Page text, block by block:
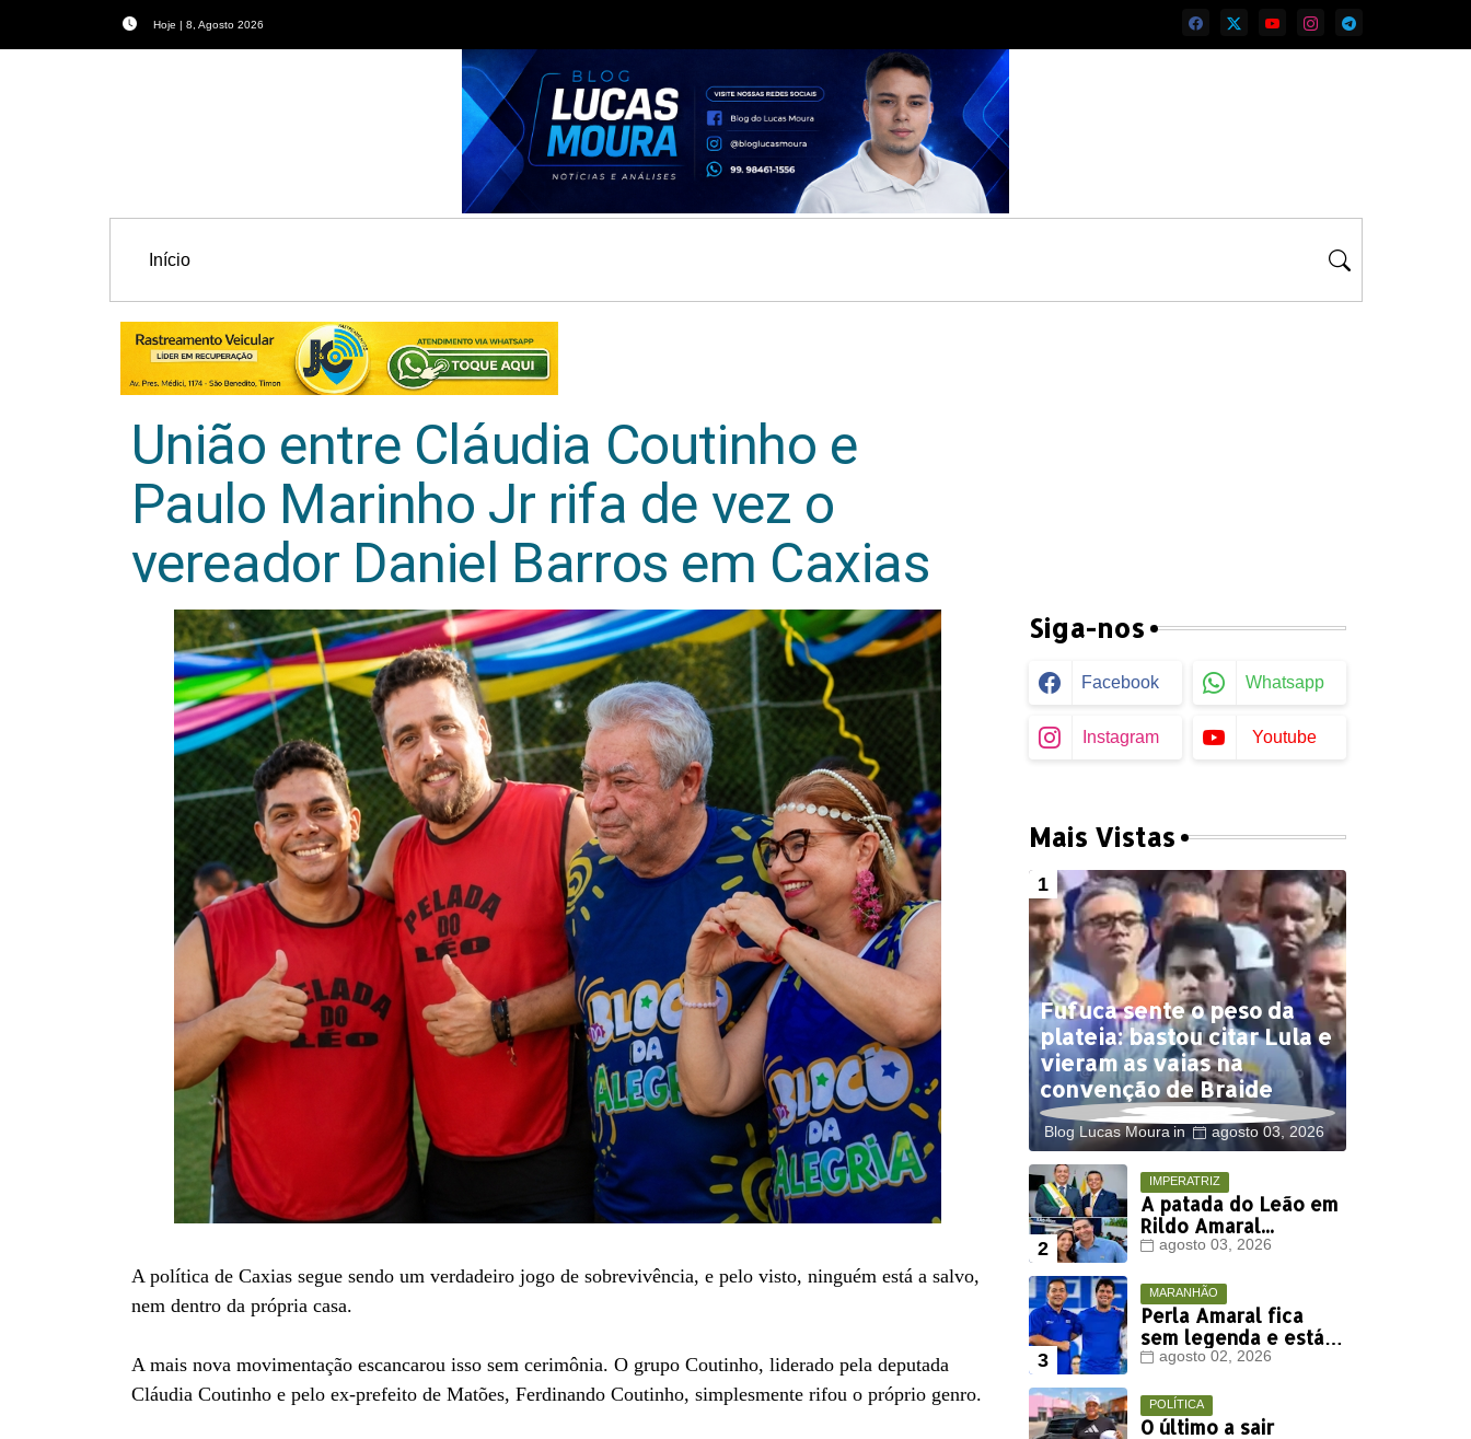
Hoje | 8, Agosto 2026
Início
União entre Cláudia Coutinho e
Paulo Marinho Jr rifa de vez o
vereador Daniel Barros em Caxias
A política de Caxias segue sendo um verdadeiro jogo de sobrevivência, e pelo visto, ninguém está a salvo,
nem dentro da própria casa.
A mais nova movimentação escancarou isso sem cerimônia. O grupo Coutinho, liderado pela deputada
Cláudia Coutinho e pelo ex-prefeito de Matões, Ferdinando Coutinho, simplesmente rifou o próprio genro.
Siga-nos
Facebook Whatsapp
Instagram Youtube
Mais Vistas
Fufuca sente o peso da
plateia: bastou citar Lula e
vieram as vaias na
convenção de Braide
Blog Lucas Moura agosto 03, 2026
IMPERATRIZ
A patada do Leão em
Rildo Amaral...
agosto 03, 2026
MARANHÃO
Perla Amaral fica
sem legenda e está
fora da disputa
agosto 02, 2026
POLÍTICA
O último a sair